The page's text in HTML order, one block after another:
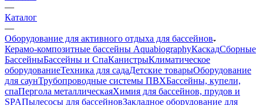
—
Каталог
—
Оборудование для активного отдыха для бассейнов
Керамо-композитные бассейны AquabiographyКаскадСборные
БассейныБассейны и СпаКанистрыКлиматическое
оборудованиеТехника для садаДетские товарыОборудование
для саунТрубопроводные системы ПВХБассейны, купели,
спаПергола металлическаяХимия для бассейнов, прудов и
SPAПылесосы для бассейновЗакладное оборудование для